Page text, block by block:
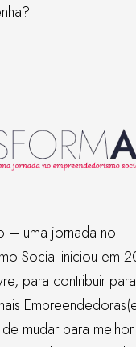
– uma jornada no
Social iniciou em
para contribuir
mudar para